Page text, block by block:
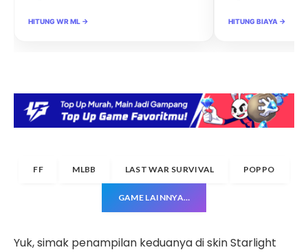
HITUNG WR ML → HITUNG BIAYA →
FF MLBB LAST WAR SURVIVAL POPPO
GAME LAINNYA…
Yuk, simak penampilan keduanya di skin Starlight